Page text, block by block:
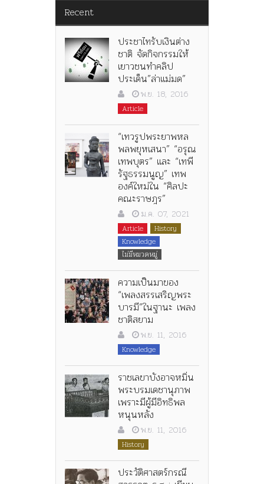
Recent
ประชาไทรับเงินต่าง
ชาติ จัดกิจกรรมให้
เยาวชนทำคลิป
ประเด็น”ล่าแม่มด”
พ.ย. 18, 2016
Article
“เทวรูปพระยาพหล
พลพยุหเสนา” “อรุณ
เทพบุตร” และ “เทพี
รัฐธรรมนูญ” เทพ
องค์ใหม่ใน “ศิลปะ
คณะราษฎร”
ม.ค. 07, 2021
Article
History
Knowledge
ไม่มีหมวดหมู่
ความเป็นมาของ
“เพลงสรรเสริญพระ
บารมี”ในฐานะ เพลง
ชาติสยาม
พ.ย. 11, 2016
Knowledge
ราชเลขาบังอาจหมิ่น
พระบรมเดชานุภาพ
เพราะมีผู้มีอิทธิพล
หนุนหลัง
พ.ย. 11, 2016
History
ประวัติศาสตร์กรณี